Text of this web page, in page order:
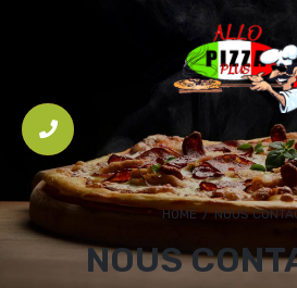
HOME / NOUS
NOUS